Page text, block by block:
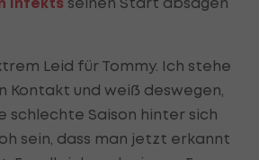
Leid für Tommy. Ich stehe
Kontakt und weiß deswegen,
schlechte Saison hinter sich
sein, dass man jetzt erkannt